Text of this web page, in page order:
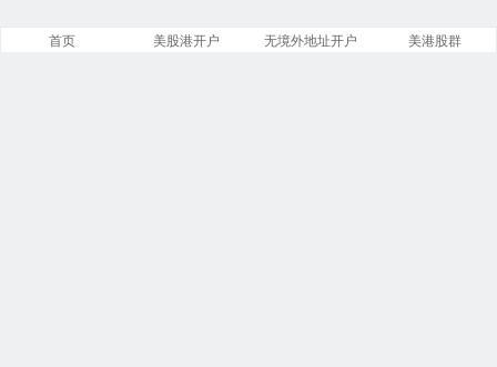
首页 美股港开户 无境外地址开户 美港股群